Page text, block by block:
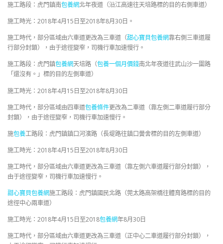
施工路段：虎門鎮南包養網北年夜道（沿江高速往天培路標的目的右側車道）
施工時光：2018年4月15日至2018年8月30日。
施工時代，部分區域由六車道更改為三車道（甜心寶貝包養網靠右側三車道履
行部分封鎖），由于途徑變窄，司機行車加速慢行。
施工路段：虎門鎮包養網天培路（包養一個月價錢南北年夜道往武山沙一圍路
「還沒有。」標的目的左側車道）
施工時光：2018年4月15日至2018年8月30日
施工時代，部分區域由四車道包養條件更改為二車道（靠左側二車道履行部分
封鎖），由于途徑變窄，司機行車加速慢行。
施包養工路段：虎門鎮鎮口河濱路（長堤路往鎮口黌舍標的目的左側車道）
施工時光：2018年4月15日至2018年8月30日
施工時代，部分區域由六車道更改為三車道（靠左側六車道履行部分封鎖），
由于途徑變窄，司機行車加速慢行。
甜心寶貝包養網施工路段：虎門鎮國民北路（莞太路高架橋往體育路標的目的
途徑中心兩車道）
施工時光：2018年4月15日至2018包養網年8月30日
施工時代，部分區域由六車道更改為三車道（正中心二車道履行部分封鎖），